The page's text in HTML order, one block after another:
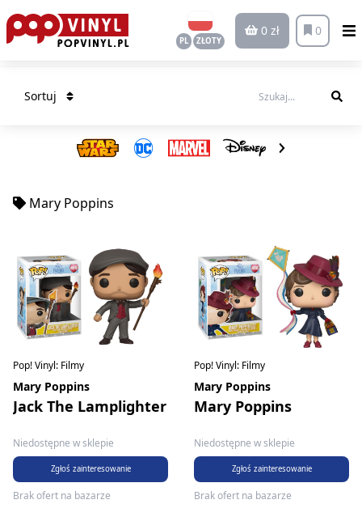
PL ZŁOTY
0 zł 0
Sortuj
Mary Poppins
Pop! Vinyl: Filmy
Mary Poppins
Jack The Lamplighter
Niedostępne w sklepie
Zgłoś zainteresowanie
Brak ofert na bazarze
Pop! Vinyl: Filmy
Mary Poppins
Mary Poppins
Niedostępne w sklepie
Zgłoś zainteresowanie
Brak ofert na bazarze